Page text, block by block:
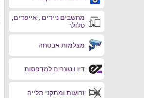
מחשבים ניידים , אייפדים,
סלולר
מצלמות אבטחה
דיו ו טונרים למדפסות
זרועות ומתקני תלייה